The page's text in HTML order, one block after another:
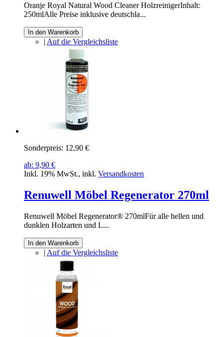
Oranje Royal Natural Wood Cleaner HolzreinigerInhalt:
250mlAlle Preise inklusive deutschla...
In den Warenkorb
| Auf die Vergleichsliste
Sonderpreis: 12,90 €
ab: 9,90 €
Inkl. 19% MwSt., inkl. Versandkosten
Renuwell Möbel Regenerator 270ml
Renuwell Möbel Regenerator® 270mlFür alle hellen und
dunklen Holzarten und L...
In den Warenkorb
| Auf die Vergleichsliste